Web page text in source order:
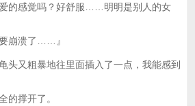
感觉吗？好舒服……明明是别人的女
崩溃了……』
粗暴地往里面插入了一点，我能感到
的撑开了。